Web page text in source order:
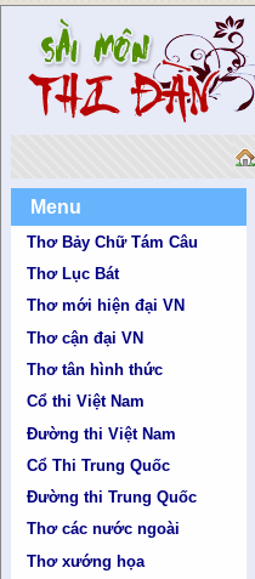
Menu
Thơ Bảy Chữ Tám Câu
Thơ Lục Bát
Thơ mới hiện đại VN
Thơ cận đại VN
Thơ tân hình thức
Cổ thi Việt Nam
Đường thi Việt Nam
Cổ Thi Trung Quốc
Đường thi Trung Quốc
Thơ các nước ngoài
Thơ xướng họa